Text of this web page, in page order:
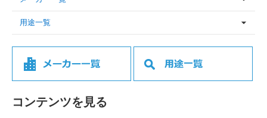
用途一覧
コンテンツを見る